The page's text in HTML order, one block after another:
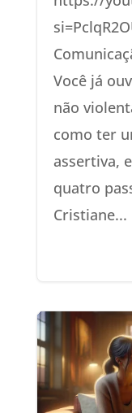
Você já
não
como ter
assertiva,
quatro
Cristiane...